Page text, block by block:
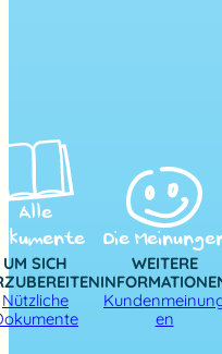
Alle
UM SICH
Nützliche
Die
WEITERE
en